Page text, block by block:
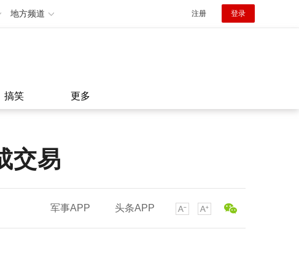
地方频道 注册 登录
搞笑 更多
交易
军事APP 头条APP